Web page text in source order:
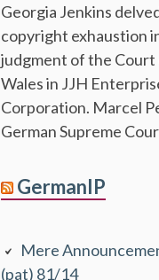
Georgia Jenkins
copyright exhaustion
judgment of the Court
Wales in JJH
Corporation. Marcel
German Supreme
GermanIP
Mere
(pat) 81/14